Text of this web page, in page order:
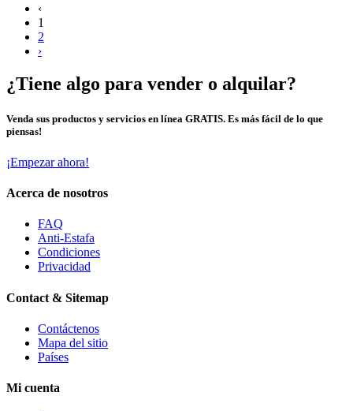
‹
1
2
›
¿Tiene algo para vender o alquilar?
Venda sus productos y servicios en línea GRATIS. Es más fácil de lo que
piensas!
¡Empezar ahora!
Acerca de nosotros
FAQ
Anti-Estafa
Condiciones
Privacidad
Contact & Sitemap
Contáctenos
Mapa del sitio
Países
Mi cuenta